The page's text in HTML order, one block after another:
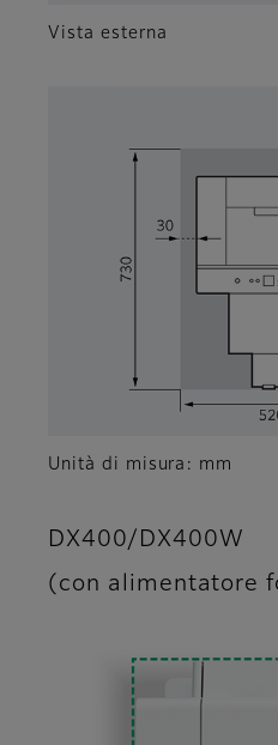
Vista esterna
Unità di misura: mm
DX400/DX400W
(con alimentatore